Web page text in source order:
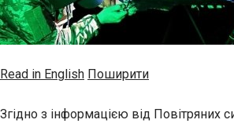
Read in English Поширити
Згідно з інформацією від Повітряних